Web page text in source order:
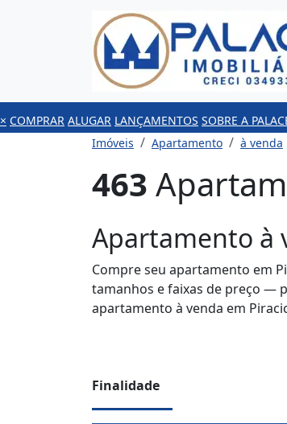
× COMPRAR ALUGAR LANÇAMENTOS SOBRE A
Imóveis
Apartamento à venda
463
Apartamento à
Compre seu apartamento em
tamanhos e faixas de preço —
apartamento à venda em
Finalidade